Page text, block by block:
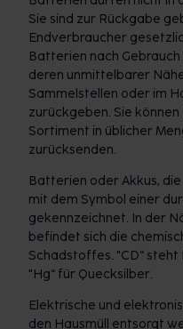
Sie sind zur Rückgabe
Endverbraucher
Batterien nach
deren unmittelbarer
Sammelstellen oder im
zurückgeben. Sie
Sortiment in üblicher
zurücksenden.
Batterien oder Akkus,
mit dem Symbol einer
gekennzeichnet. In der
befindet sich die
Schadstoffes. "CD“ steht
"Hg“ für Quecksilber.
Elektrische und
den Hausmüll entsorgt